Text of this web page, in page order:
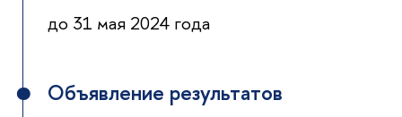
до 31 мая 2024 года
Объявление результатов